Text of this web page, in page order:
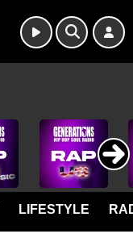
LIFESTYLE